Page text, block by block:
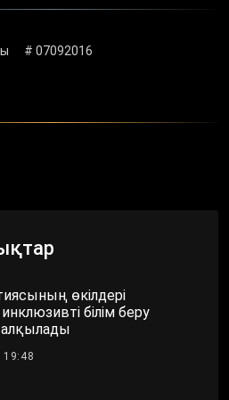
# 07092016
өкілдері
білім беру
19:48